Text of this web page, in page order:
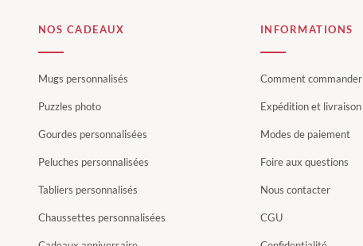
NOS CADEAUX
Mugs personnalisés
Puzzles photo
Gourdes personnalisées
Peluches personnalisées
Tabliers personnalisés
Chaussettes personnalisées
INFORMATIONS
Comment commander
Expédition et livraison
Modes de paiement
Foire aux questions
Nous contacter
CGU